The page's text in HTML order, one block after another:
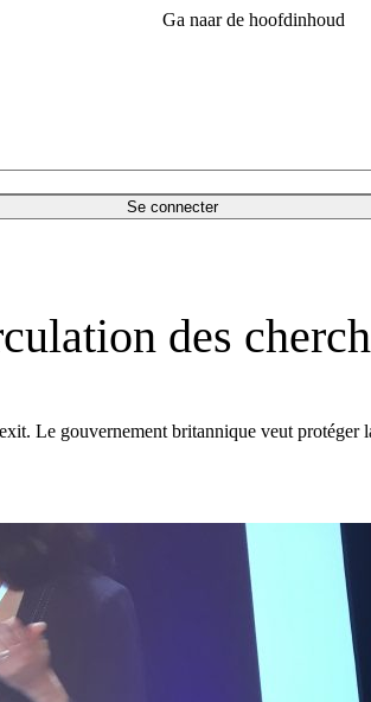
Ga naar de hoofdinhoud
Se connecter
des
Le gouvernement britannique veut protéger